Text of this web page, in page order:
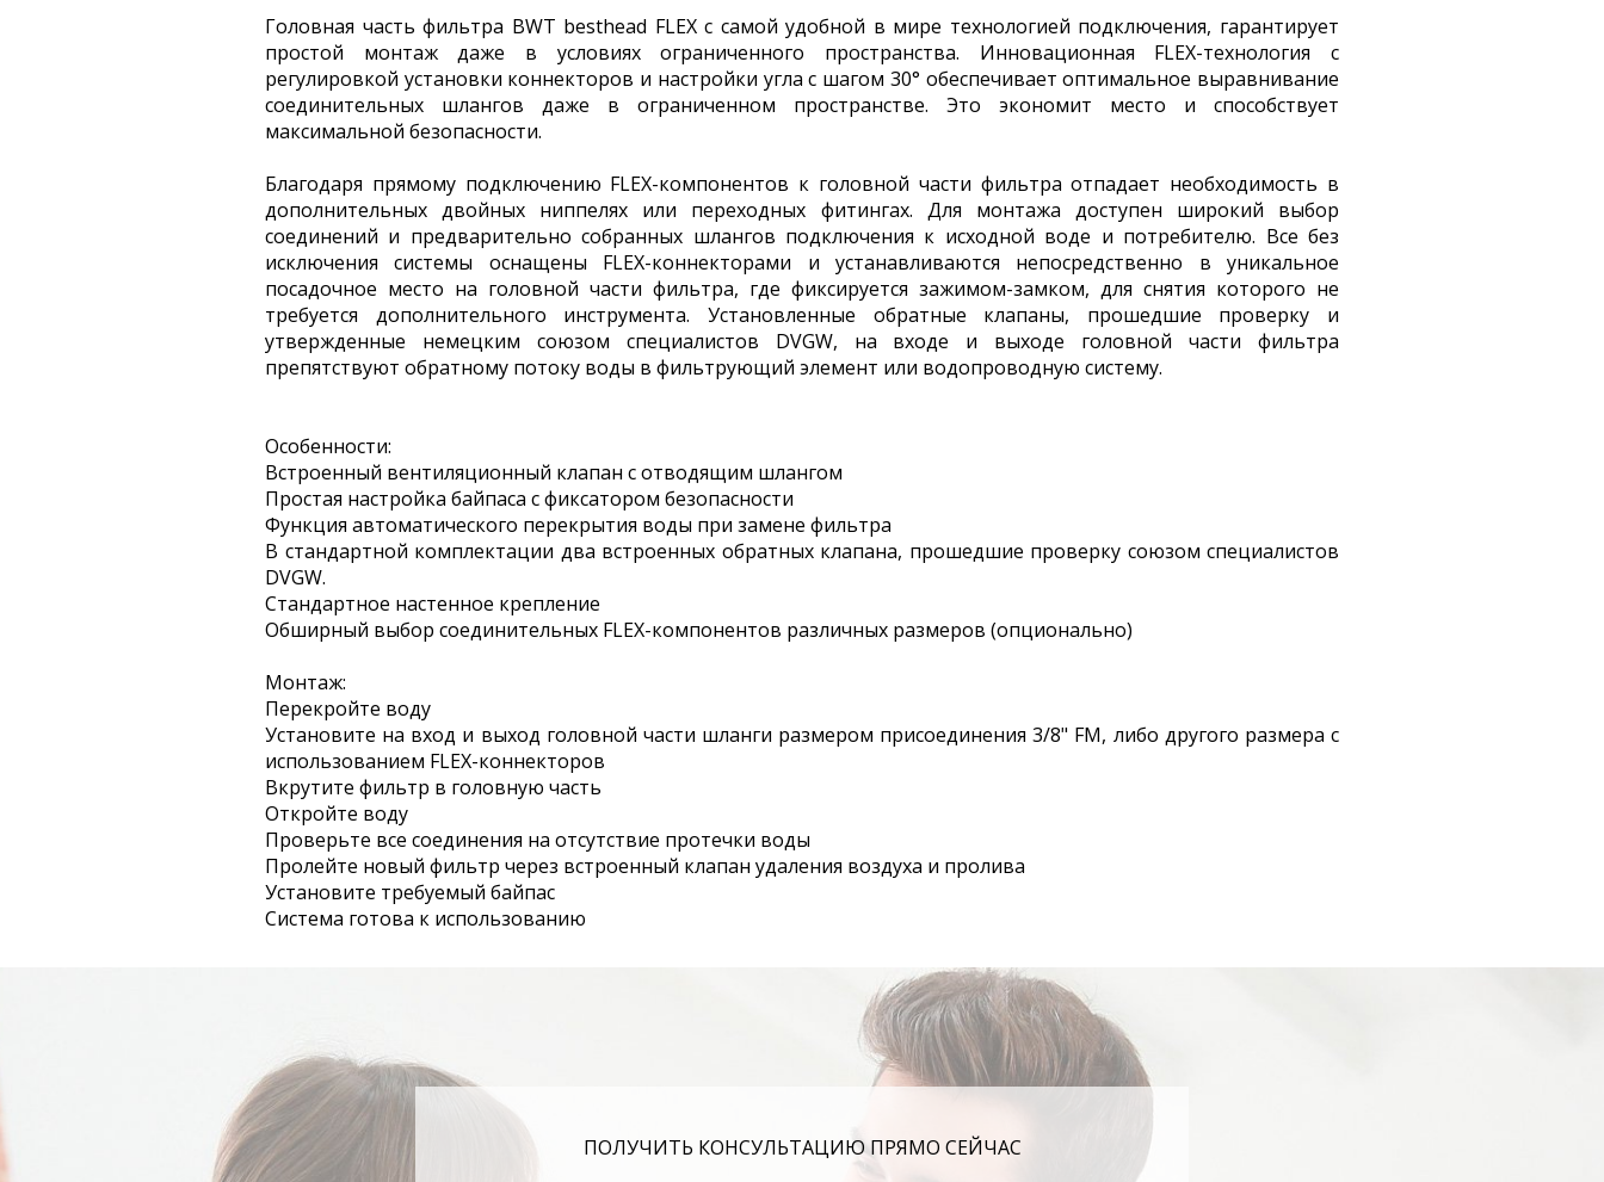
Головная часть фильтра BWT besthead FLEX с самой удобной в мире технологией подключения, гарантирует
простой монтаж даже в условиях ограниченного пространства. Инновационная FLEX-технология с
регулировкой установки коннекторов и настройки угла с шагом 30° обеспечивает оптимальное выравнивание
соединительных шлангов даже в ограниченном пространстве. Это экономит место и способствует
максимальной безопасности.
Благодаря прямому подключению FLEX-компонентов к головной части фильтра отпадает необходимость в
дополнительных двойных ниппелях или переходных фитингах. Для монтажа доступен широкий выбор
соединений и предварительно собранных шлангов подключения к исходной воде и потребителю. Все без
исключения системы оснащены FLEX-​коннекторами и устанавливаются непосредственно в уникальное
посадочное место на головной части фильтра, где фиксируется зажимом-​замком, для снятия которого не
требуется дополнительного инструмента. Установленные обратные клапаны, прошедшие проверку и
утвержденные немецким союзом специалистов DVGW, на входе и выходе головной части фильтра
препятствуют обратному потоку воды в фильтрующий элемент или водопроводную систему.
Особенности:
Встроенный вентиляционный клапан с отводящим шлангом
Простая настройка байпаса с фиксатором безопасности
Функция автоматического перекрытия воды при замене фильтра
В стандартной комплектации два встроенных обратных клапана, прошедшие проверку союзом специалистов
DVGW.
Стандартное настенное крепление
Обширный выбор соединительных FLEX-​компонентов различных размеров (опционально)
Монтаж:
Перекройте воду
Установите на вход и выход головной части шланги размером присоединения 3/8" FM, либо другого размера с
использованием FLEX-коннекторов
Вкрутите фильтр в головную часть
Откройте воду
Проверьте все соединения на отсутствие протечки воды
Пролейте новый фильтр через встроенный клапан удаления воздуха и пролива
Установите требуемый байпас
Система готова к использованию
ПОЛУЧИТЬ КОНСУЛЬТАЦИЮ ПРЯМО СЕЙЧАС